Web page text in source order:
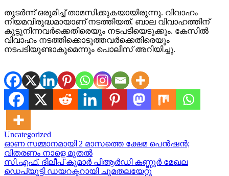
തുടർന്ന് ഒരുമിച്ച് താമസിക്കുകയായിരുന്നു. വിവാഹം
നിയമവിരുദ്ധമായാണ് നടത്തിയത്. ബാല വിവാഹത്തിന്
കൂട്ടുനിന്നവർക്കെതിരെയും നടപടിയെടുക്കും. കേസിൽ
വിവാഹം നടത്തിക്കൊടുത്തവർക്കെതിരെയും
നടപടിയുണ്ടാകുമെന്നും പൊലീസ് അറിയിച്ചു.
Uncategorized
Post
navigation
ഓണ സമ്മാനമായി 2 മാസത്തെ ക്ഷേമ പെൻഷൻ;
വിതരണം നാളെ മുതൽ
സി.എഫ്. ദിലീപ് കുമാർ പിആർഡി കണ്ണൂർ മേഖല
ഡെപ്യൂട്ടി ഡയറക്ടറായി ചുമതലയേറ്റു